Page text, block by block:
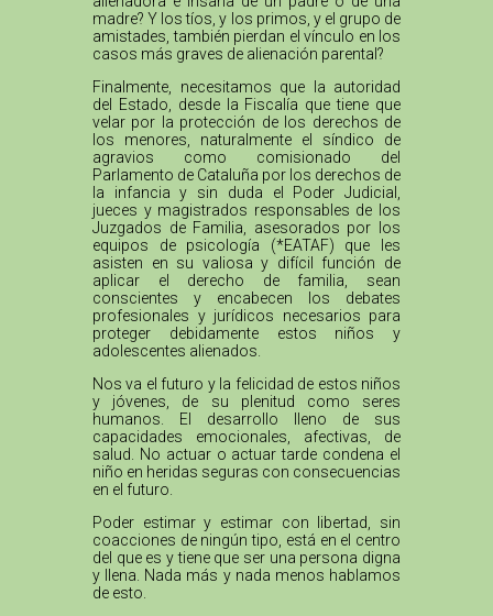
madre? Y los tíos, y los primos, y el grupo de
amistades, también pierdan el vínculo en los
casos más graves de alienación parental?
Finalmente, necesitamos que la autoridad
del Estado, desde la Fiscalía que tiene que
velar por la protección de los derechos de
los menores, naturalmente el síndico de
agravios como comisionado del
Parlamento de Cataluña por los derechos de
la infancia y sin duda el Poder Judicial,
jueces y magistrados responsables de los
Juzgados de Familia, asesorados por los
equipos de psicología (*EATAF) que les
asisten en su valiosa y difícil función de
aplicar el derecho de familia, sean
conscientes y encabecen los debates
profesionales y jurídicos necesarios para
proteger debidamente estos niños y
adolescentes alienados.
Nos va el futuro y la felicidad de estos niños
y jóvenes, de su plenitud como seres
humanos. El desarrollo lleno de sus
capacidades emocionales, afectivas, de
salud. No actuar o actuar tarde condena el
niño en heridas seguras con consecuencias
en el futuro.
Poder estimar y estimar con libertad, sin
coacciones de ningún tipo, está en el centro
del que es y tiene que ser una persona digna
y llena. Nada más y nada menos hablamos
de esto.